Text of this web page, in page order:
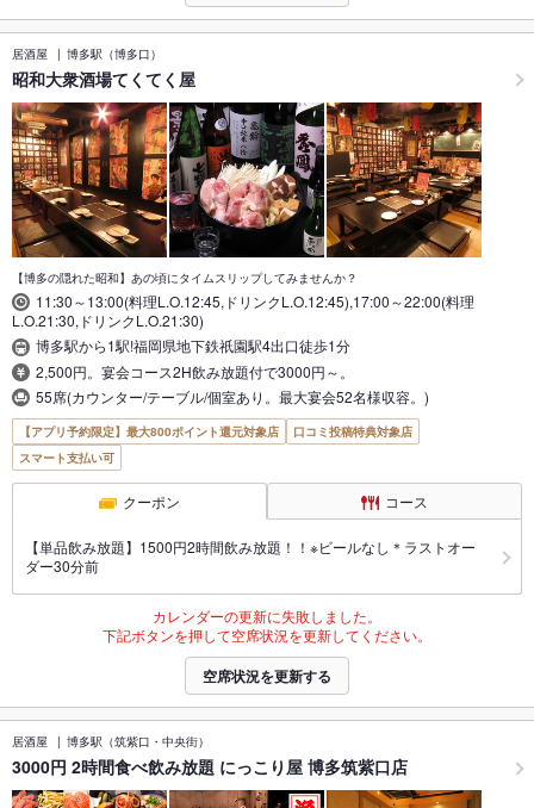
居酒屋 博多駅（博多口）
昭和大衆酒場てくてく屋
【博多の隠れた昭和】あの頃にタイムスリップしてみませんか？
11:30～13:00(料理L.O.12:45,ドリンクL.O.12:45),17:00～22:00(料理
L.O.21:30,ドリンクL.O.21:30)
博多駅から1駅!福岡県地下鉄祇園駅4出口徒歩1分
2,500円。宴会コース2H飲み放題付で3000円～。
55席(カウンター/テーブル/個室あり。最大宴会52名様収容。)
【アプリ予約限定】最大800ポイント還元対象店
口コミ投稿特典対象店
スマート支払い可
クーポン コース
【単品飲み放題】1500円2時間飲み放題！！※ビールなし＊ラストオー
ダー30分前
カレンダーの更新に失敗しました。
下記ボタンを押して空席状況を更新してください。
空席状況を更新する
居酒屋 博多駅（筑紫口・中央街）
3000円 2時間食べ飲み放題 にっこり屋 博多筑紫口店